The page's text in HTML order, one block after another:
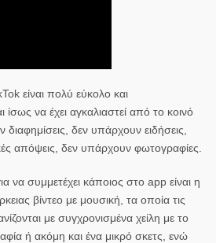
είναι πολύ εύκολο και
ίσως να έχει αγκαλιαστεί από το κοινό
δεν υπάρχουν ειδήσεις,
απόψεις, δεν υπάρχουν φωτογραφίες.
να συμμετέχει κάποιος στο app είναι η
βίντεο με μουσική, τα οποία τις
με συγχρονισμένα χείλη με το
ή ακόμη και ένα μικρό σκετς, ενώ